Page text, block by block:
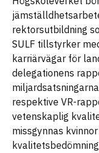
rektorsutbildning
SULF tillstyrker
karriärvägar för
delegationens
respektive VR-
vetenskaplig
missgynnas